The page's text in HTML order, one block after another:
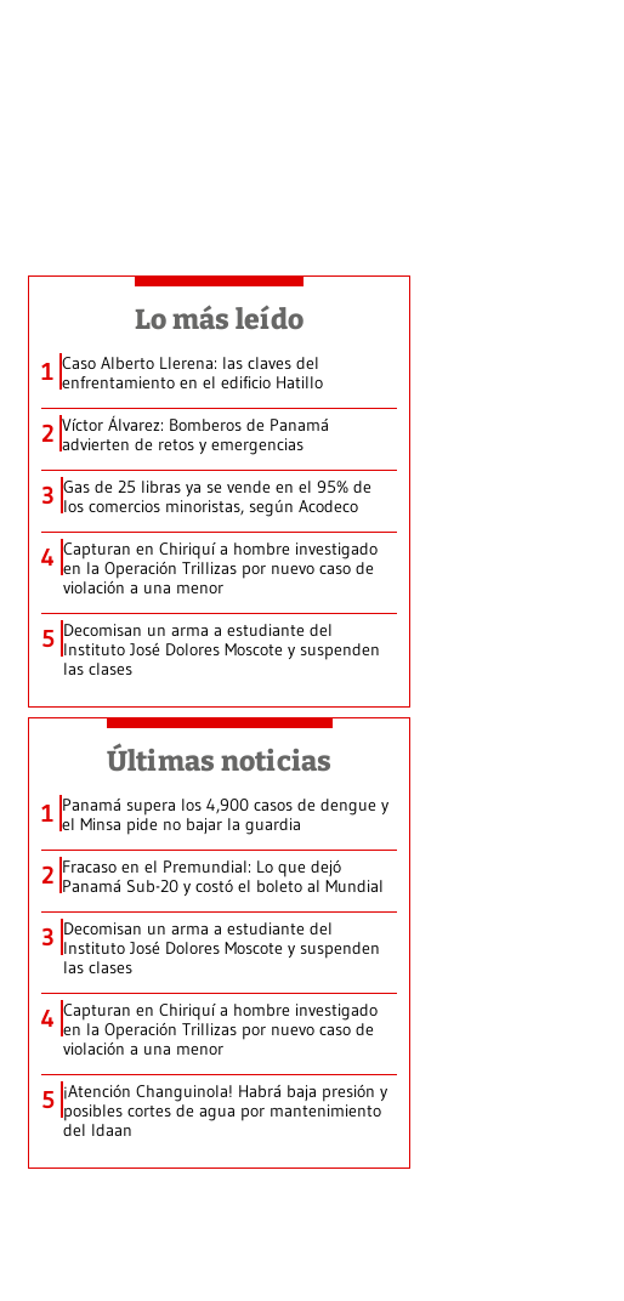
Lo más leído
1 Caso Alberto Llerena: las claves del
enfrentamiento en el edificio Hatillo
2 Víctor Álvarez: Bomberos de Panamá
advierten de retos y emergencias
3 Gas de 25 libras ya se vende en el 95% de
los comercios minoristas, según Acodeco
4 Capturan en Chiriquí a hombre investigado
en la Operación Trillizas por nuevo caso de
violación a una menor
5 Decomisan un arma a estudiante del
Instituto José Dolores Moscote y suspenden
las clases
Últimas noticias
1 Panamá supera los 4,900 casos de dengue y
el Minsa pide no bajar la guardia
2 Fracaso en el Premundial: Lo que dejó
Panamá Sub-20 y costó el boleto al Mundial
3 Decomisan un arma a estudiante del
Instituto José Dolores Moscote y suspenden
las clases
4 Capturan en Chiriquí a hombre investigado
en la Operación Trillizas por nuevo caso de
violación a una menor
5 ¡Atención Changuinola! Habrá baja presión y
posibles cortes de agua por mantenimiento
del Idaan